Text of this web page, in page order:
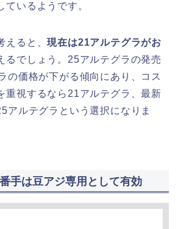
ているようです。
えると、現在は21アルテグラがお
るでしょう。25アルテグラの発売
の価格が下がる傾向にあり、コス
重視するなら21アルテグラ、最新
アルテグラという選択になりま
手は豆アジ専用として有効